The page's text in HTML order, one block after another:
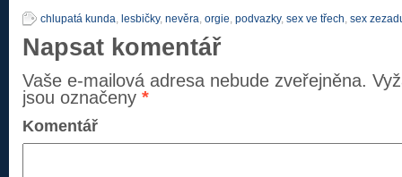
chlupatá kunda, lesbičky, nevěra, orgie, podvazky, sex ve třech, sex
Napsat komentář
Vaše e-mailová adresa nebude zveřejněna.
jsou označeny *
Komentář